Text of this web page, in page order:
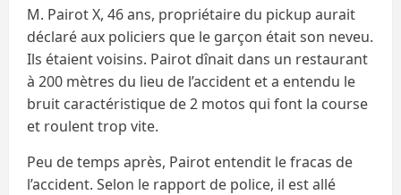
M. Pairot X, 46 ans, propriétaire du pickup aurait
déclaré aux policiers que le garçon était son neveu.
Ils étaient voisins. Pairot dînait dans un restaurant
à 200 mètres du lieu de l’accident et a entendu le
bruit caractéristique de 2 motos qui font la course
et roulent trop vite.
Peu de temps après, Pairot entendit le fracas de
l’accident. Selon le rapport de police, il est allé